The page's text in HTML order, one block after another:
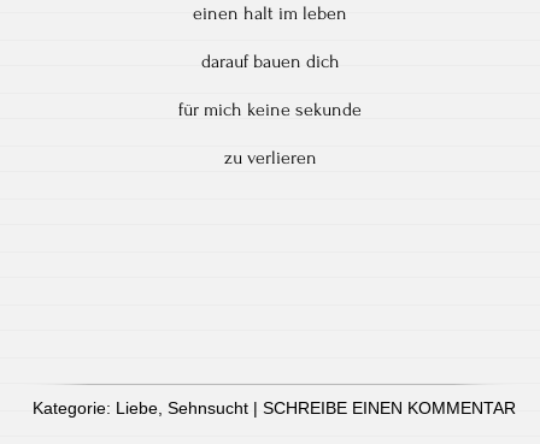
einen halt im leben
darauf bauen dich
für mich keine sekunde
zu verlieren
Kategorie: Liebe Sehnsucht | SCHREIBE EINEN KOMMENTAR